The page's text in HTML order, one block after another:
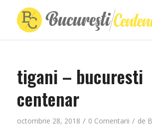
tigani – bucuresti
centenar
octombrie 28, 2018 / 0 Comentarii / de